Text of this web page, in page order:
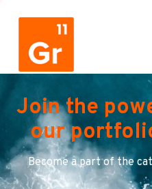
Join the
our
Become a part of the